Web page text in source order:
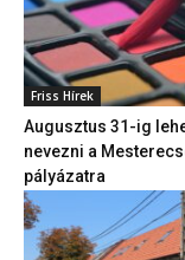
Friss Hírek
Augusztus 31-ig
nevezni a
pályázatra